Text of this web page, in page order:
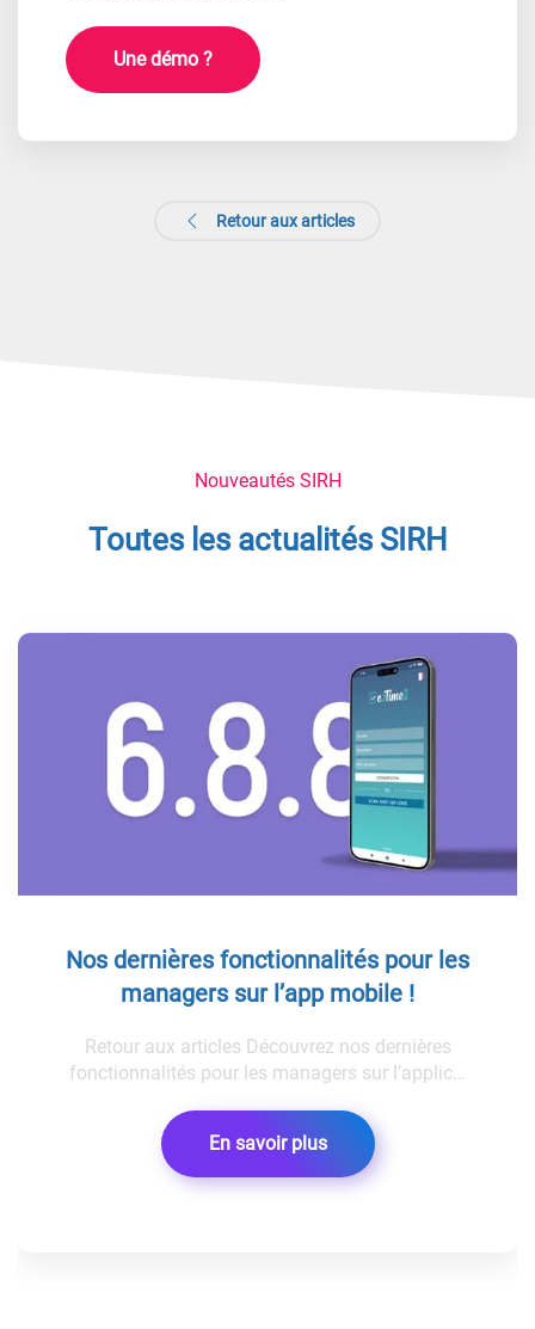
Une démo ?
Retour aux articles
Nouveautés SIRH
Toutes les actualités SIRH
Nos dernières fonctionnalités pour les
managers sur l’app mobile !
Retour aux articles Découvrez nos dernières
fonctionnalités pour les managers sur l’applic…
En savoir plus